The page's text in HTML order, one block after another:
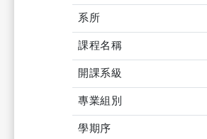
系所
課程名稱
開課系級
專業組別
學期序